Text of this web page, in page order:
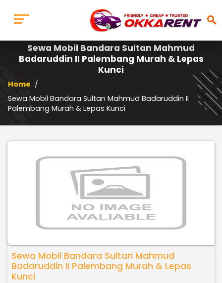
search
Sewa Mobil Bandara Sultan Mahmud
Badaruddin II Palembang Murah & Lepas
Kunci
Home /
Sewa Mobil Bandara Sultan Mahmud Badaruddin II
Palembang Murah & Lepas Kunci
Sewa Mobil Bandara Sultan Mahmud
Badaruddin II Palembang Murah & Lepas
Kunci